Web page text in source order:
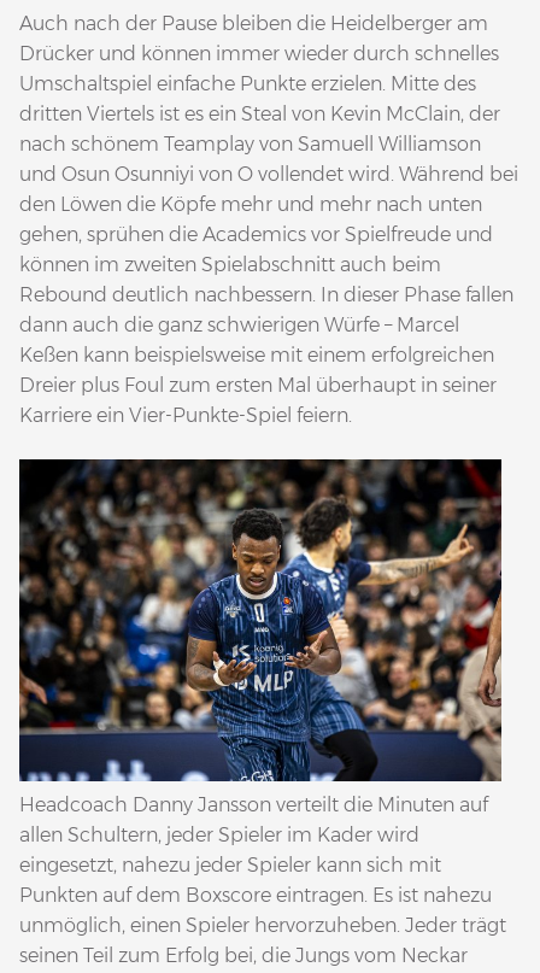
Auch nach der Pause bleiben die Heidelberger am
Drücker und können immer wieder durch schnelles
Umschaltspiel einfache Punkte erzielen. Mitte des
dritten Viertels ist es ein Steal von Kevin McClain, der
nach schönem Teamplay von Samuell Williamson
und Osun Osunniyi von O vollendet wird. Während bei
den Löwen die Köpfe mehr und mehr nach unten
gehen, sprühen die Academics vor Spielfreude und
können im zweiten Spielabschnitt auch beim
Rebound deutlich nachbessern. In dieser Phase fallen
dann auch die ganz schwierigen Würfe – Marcel
Keßen kann beispielsweise mit einem erfolgreichen
Dreier plus Foul zum ersten Mal überhaupt in seiner
Karriere ein Vier-Punkte-Spiel feiern.
Headcoach Danny Jansson verteilt die Minuten auf
allen Schultern, jeder Spieler im Kader wird
eingesetzt, nahezu jeder Spieler kann sich mit
Punkten auf dem Boxscore eintragen. Es ist nahezu
unmöglich, einen Spieler hervorzuheben. Jeder trägt
seinen Teil zum Erfolg bei, die Jungs vom Neckar